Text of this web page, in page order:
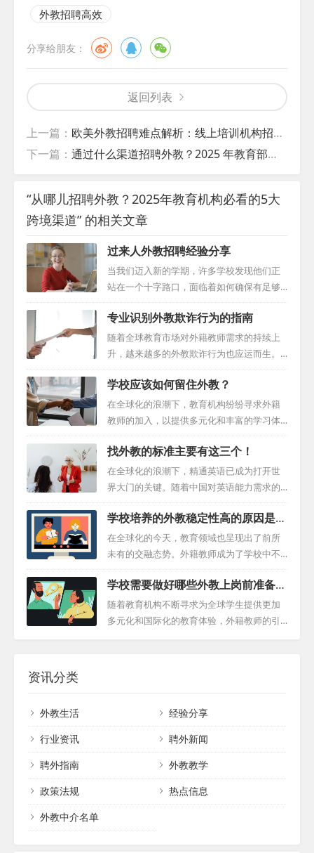
外教招聘高效
分享给朋友：
返回列表
上一篇： 欧美外教招聘难点解析：线上培训机构招聘突围方案
下一篇： 通过什么渠道招聘外教？2025 年教育部推荐的合规合作模式
“从哪儿招聘外教？2025年教育机构必看的5大
跨境渠道” 的相关文章
过来人外教招聘经验分享
当我们迈入新的学期，许多学校发现他们正
站在一个十字路口，面临着如何确保有足够
合格的外籍教师的问题。虽然有些学校早早
地就做好了招聘计划，但也有不少学校在最
后一刻还在应对外教招聘的挑战。本文将以
过来人的视角进行外教招聘经验分享。 一、
早期规划的力量 要想充分发挥招聘的潜力，
前瞻性的思维策略是必不可少的。有远见的
学校会在2-3个月前就开始规划，这样他们就
有足够的时间去寻找高素质的外籍教师，并
以让学校有更多的选择，而且也更有可能吸
引到顶尖的人才。 二、制作详细的招聘信息
魔...
专业识别外教欺诈行为的指南
随着全球教育市场对外籍教师需求的持续上
升，越来越多的外教欺诈行为也应运而生。
对于负责招聘外国教育工作者的机构和人员
来说，如何有效地识别和减轻这类风险成为
了一项紧迫的任务。基于在外教招聘行业的
丰富经验，我总结了以下一系列专业准则，
以帮助您有效识别并应对欺诈行为。 一、关
注初步印象 在与外教候选人进行初步交流
时，要特别关注他们的沟通方式和透明度。
真正的候选人通常会毫不犹豫地提供关于其
息，且表达自然流畅，无矛盾之处。 二、及
时审核文件 合法的外教候选人通常会理解并
及时提交...
学校应该如何留住外教？
在全球化的浪潮下，教育机构纷纷寻求外籍
教师的加入，以提供多元化和丰富的学习体
验。然而，仅仅招聘到外籍教师并不足以确
保他们的长期留任。为了确保外籍教师能在
学校获得满足感以解决如何留住外教的问
题，学校必须实施一系列的策略和措施。
一、创造融入性强的校园环境 提供全面的导
航服务：学校应为外籍教师提供详尽的导航
服务，包括住房、交通、食品和其他生活必
需品的信息。这有助于他们更快地适应新环
的文化背景至关重要。例如，学校应了解并
尊重他们的饮食习惯、宗教信仰等，以创...
找外教的标准主要有这三个！
在全球化的浪潮下，精通英语已成为打开世
界大门的关键。随着中国对英语能力需求的
不断攀升，找到一位优秀的外籍英语教师显
得尤为重要。面对众多选择，如何找到最合
适的教师呢？本文将引导您关注三个找外教
的标准中的关键因素，助您轻松完成这一任
务。 一、学术背景：奠定坚实的教学基础 教
师的学术背景是评估其教学能力的关键。当
您寻找外籍英语教师时，首先要关注他们的
学历和语言教学相关培训经历。受过正规教
学校培养的外教稳定性高的原因是什
么？
在全球化的今天，教育领域也呈现出了前所
未有的交融态势。外籍教师成为了学校中不
可或缺的一部分，他们带来了丰富的国际经
验，多样化的教学方法和开阔的视野。然
而，学校管理外籍老师的方法与是否能留住
这些外籍教师有关，有效的管理方法能确保
好的管理基础。学校不应仅仅依赖于严格的
则性和人道主义的平衡...
学校需要做好哪些外教上岗前准备工
作？
随着教育机构不断寻求为全球学生提供更加
多元化和国际化的教育体验，外籍教师的引
骤，为外籍教师的到来做好充分的准备。
一、明确合同细节与抵达安排 在成功面试并
决定录用外籍教师后，首要任务是明确合同
细节和抵达时间表。合同应详细列出双方的
权利和义务，包括工作职责、薪酬、福利待
遇、工作时间等。同时，学校应提供清晰的
资讯分类
外教生活
经验分享
行业资讯
聘外新闻
聘外指南
外教教学
政策法规
热点信息
外教中介名单